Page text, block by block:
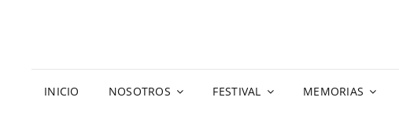
INICIO NOSOTROS FESTIVAL MEMORIAS